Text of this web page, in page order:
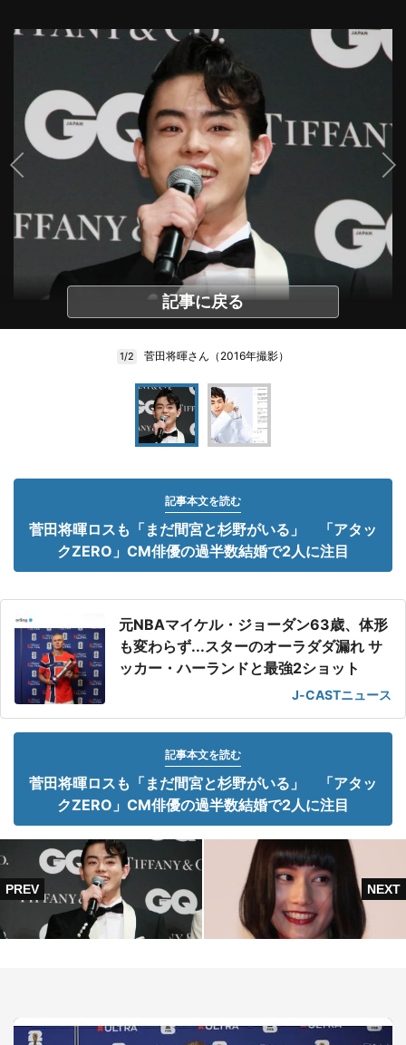
記事に戻る
1/2 菅田将暉さん（2016年撮影）
記事本文を読む
菅田将暉ロスも「まだ間宮と杉野がいる」 「アタッ
クZERO」CM俳優の過半数結婚で2人に注目
元NBAマイケル・ジョーダン63歳、体形
も変わらず...スターのオーラダダ漏れ サ
ッカー・ハーランドと最強2ショット
J-CASTニュース
記事本文を読む
菅田将暉ロスも「まだ間宮と杉野がいる」 「アタッ
クZERO」CM俳優の過半数結婚で2人に注目